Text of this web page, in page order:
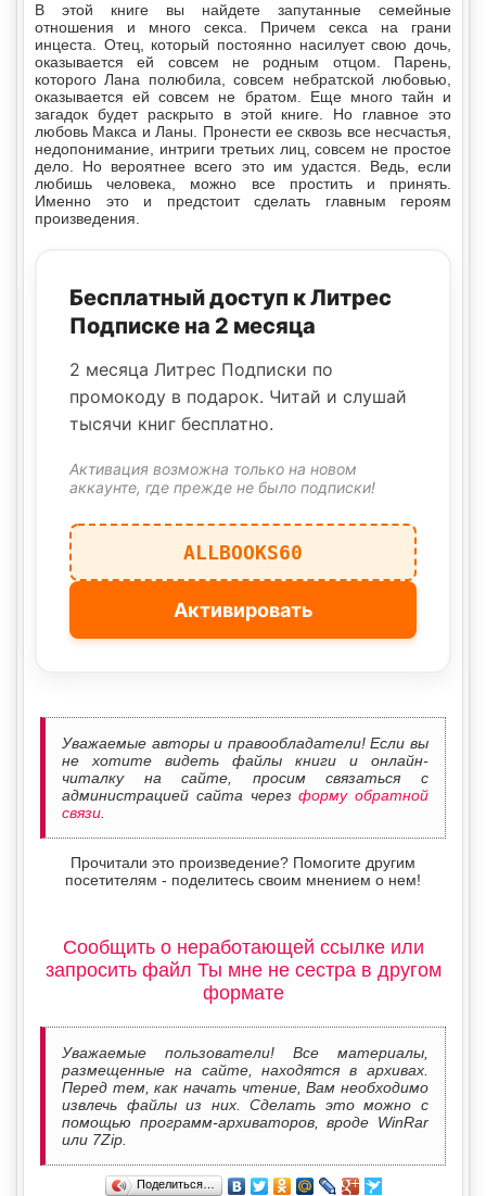
В этой книге вы найдете запутанные семейные
отношения и много секса. Причем секса на грани
инцеста. Отец, который постоянно насилует свою дочь,
оказывается ей совсем не родным отцом. Парень,
которого Лана полюбила, совсем небратской любовью,
оказывается ей совсем не братом. Еще много тайн и
загадок будет раскрыто в этой книге. Но главное это
любовь Макса и Ланы. Пронести ее сквозь все несчастья,
недопонимание, интриги третьих лиц, совсем не простое
дело. Но вероятнее всего это им удастся. Ведь, если
любишь человека, можно все простить и принять.
Именно это и предстоит сделать главным героям
произведения.
Бесплатный доступ к Литрес
Подписке на 2 месяца
2 месяца Литрес Подписки по
промокоду в подарок. Читай и слушай
тысячи книг бесплатно.
Активация возможна только на новом
аккаунте, где прежде не было подписки!
ALLBOOKS60
Активировать
Уважаемые авторы и правообладатели! Если вы
не хотите видеть файлы книги и онлайн-
читалку на сайте, просим связаться с
администрацией сайта черезформу обратной
связи
Прочитали это произведение? Помогите другим
посетителям - поделитесь своим мнением о нем!
Сообщить о неработающей ссылке или
запросить файл Ты мне не сестра в другом
формате
Уважаемые пользователи! Все материалы,
размещенные на сайте, находятся в архивах.
Перед тем, как начать чтение, Вам необходимо
извлечь файлы из них. Сделать это можно с
помощью программ-архиваторов, вроде WinRar
или 7Zip.
Поделиться…